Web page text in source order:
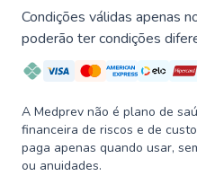
Condições válidas apenas
poderão ter condições
A Medprev não é plano de
financeira de riscos e de
paga apenas quando usar,
ou anuidades.